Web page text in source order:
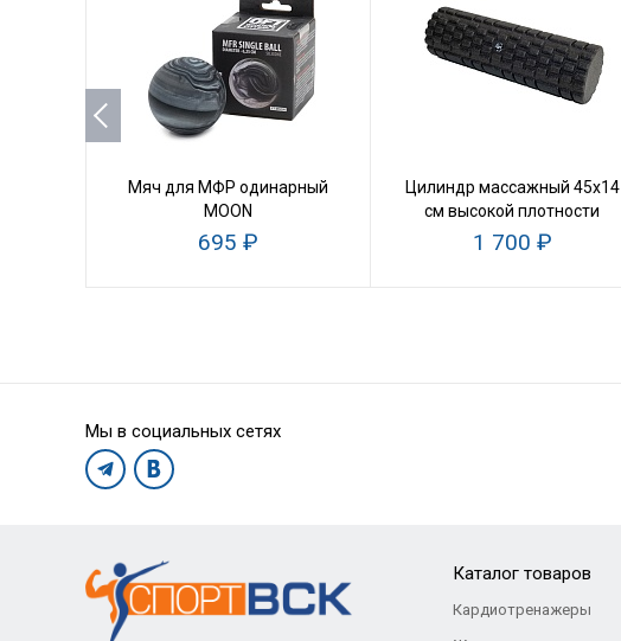
Мяч для МФР одинарный
MOON
695 ₽
Цилиндр массажный 45х14
см высокой плотности
1 700 ₽
Мы в социальных сетях
Каталог товаров
Кардиотренажеры